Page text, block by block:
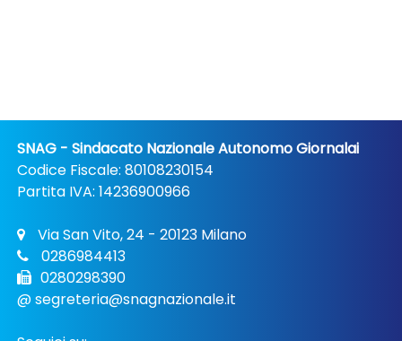
SNAG - Sindacato Nazionale Autonomo Giornalai
Codice Fiscale: 80108230154
Partita IVA: 14236900966
Via San Vito, 24 - 20123 Milano
0286984413
0280298390
@segreteria@snagnazionale.it